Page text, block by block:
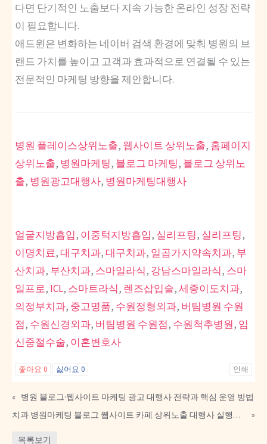
다면 단기적인 노출보다 지속 가능한 온라인 성장 전략
이 필요합니다.
애드윈은 변화하는 네이버 검색 환경에 맞춰 병원의 브
랜드 가치를 높이고 고객과 효과적으로 연결될 수 있는
전문적인 마케팅 방향을 제안합니다.
병원 플레이스상위노출, 웹사이트 상위노출, 홈페이지
상위노출, 병원마케팅, 블로그 마케팅, 블로그 상위노
출, 병원광고대행사, 병원마케팅대행사
얼굴지방흡입, 이중턱지방흡입, 실리프팅, 실리프팅,
이명치료,대구치과,대구치과, 일곱가지약속치과, 부
산치과, 부산치과, 스마일라식, 강남스마일라식, 스마
일프로, ICL, 스마트라식, 렌즈삽입술,세종이도치과,
의정부치과, 중고명품, 수원정형외과, 버팀병원 수원
점, 수원신경외과, 버팀병원 수원점, 수원척추병원, 임
신중절수술, 이혼변호사
좋아요 0 싫어요 0 인쇄
« 병원 블로그·웹사이트 마케팅 광고 대행사 전략과 핵심 운영 방법
치과 병원마케팅 블로그 웹사이트 카페 상위노출 대행사 실행사, 온라인 경쟁력을 높이는 방법은 무엇일까요?
»
목록보기